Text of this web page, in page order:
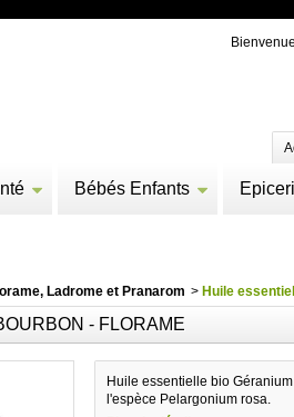
Bienvenue
Bébés Enfants
Ladrome et Pranarom > Huile
- FLORAME
Huile essentielle bio
l'espèce Pelargonium rosa.